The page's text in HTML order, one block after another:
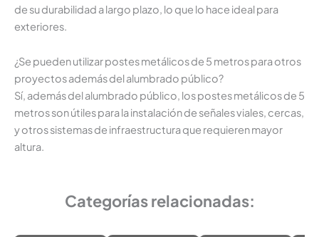
de su durabilidad a largo plazo, lo que lo hace ideal para
exteriores.
¿Se pueden utilizar postes metálicos de 5 metros para otros
proyectos además del alumbrado público?
Sí, además del alumbrado público, los postes metálicos de 5
metros son útiles para la instalación de señales viales, cercas,
y otros sistemas de infraestructura que requieren mayor
altura.
Categorías relacionadas: